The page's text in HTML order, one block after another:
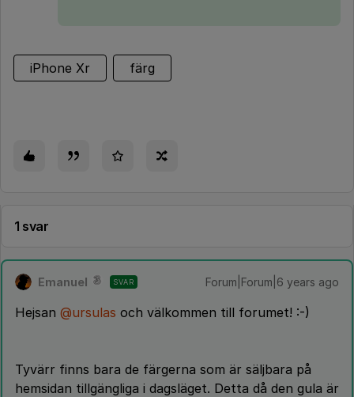
iPhone Xr färg
1 svar
Emanuel SVAR Forum|Forum|6 years ago
Hejsan @ursulas och välkommen till forumet! :-)
Tyvärr finns bara de färgerna som är säljbara på
hemsidan tillgängliga i dagsläget. Detta då den gula är